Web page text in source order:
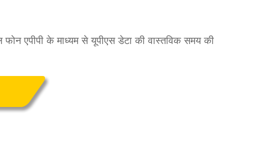
फोन एपीपी के माध्यम से यूपीएस डेटा की वास्तविक समय की